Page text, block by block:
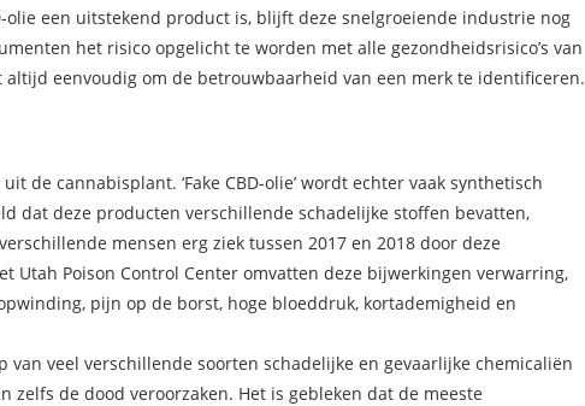
olie een uitstekend product is, blijft deze snelgroeiende industrie nog
het risico opgelicht te worden met alle gezondheidsrisico’s van
eenvoudig om de betrouwbaarheid van een merk te identificeren.
de cannabisplant. ‘Fake CBD-olie’ wordt echter vaak synthetisch
dat deze producten verschillende schadelijke stoffen bevatten,
mensen erg ziek tussen 2017 en 2018 door deze
Utah Poison Control Center omvatten deze bijwerkingen verwarring,
pijn op de borst, hoge bloeddruk, kortademigheid en
van veel verschillende soorten schadelijke en gevaarlijke chemicaliën
zelfs de dood veroorzaken. Het is gebleken dat de meeste